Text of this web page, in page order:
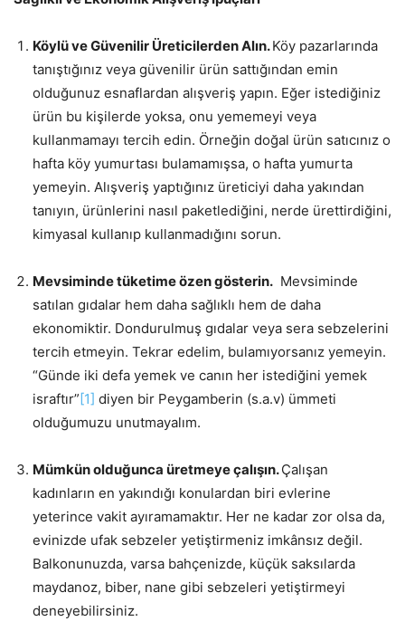
Köylü ve Güvenilir Üreticilerden Alın.Köy pazarlarında
tanıştığınız veya güvenilir ürün sattığından emin
olduğunuz esnaflardan alışveriş yapın. Eğer istediğiniz
ürün bu kişilerde yoksa, onu yememeyi veya
kullanmamayı tercih edin. Örneğin doğal ürün satıcınız o
hafta köy yumurtası bulamamışsa, o hafta yumurta
yemeyin. Alışveriş yaptığınız üreticiyi daha yakından
tanıyın, ürünlerini nasıl paketlediğini, nerde ürettirdiğini,
kimyasal kullanıp kullanmadığını sorun.
Mevsiminde tüketime özen gösterin. Mevsiminde
satılan gıdalar hem daha sağlıklı hem de daha
ekonomiktir. Dondurulmuş gıdalar veya sera sebzelerini
tercih etmeyin. Tekrar edelim, bulamıyorsanız yemeyin.
“Günde iki defa yemek ve canın her istediğini yemek
israftır”[1] diyen bir Peygamberin (s.a.v) ümmeti
olduğumuzu unutmayalım.
Mümkün olduğunca üretmeye çalışın.Çalışan
kadınların en yakındığı konulardan biri evlerine
yeterince vakit ayıramamaktır. Her ne kadar zor olsa da,
evinizde ufak sebzeler yetiştirmeniz imkânsız değil.
Balkonunuzda, varsa bahçenizde, küçük saksılarda
maydanoz, biber, nane gibi sebzeleri yetiştirmeyi
deneyebilirsiniz.